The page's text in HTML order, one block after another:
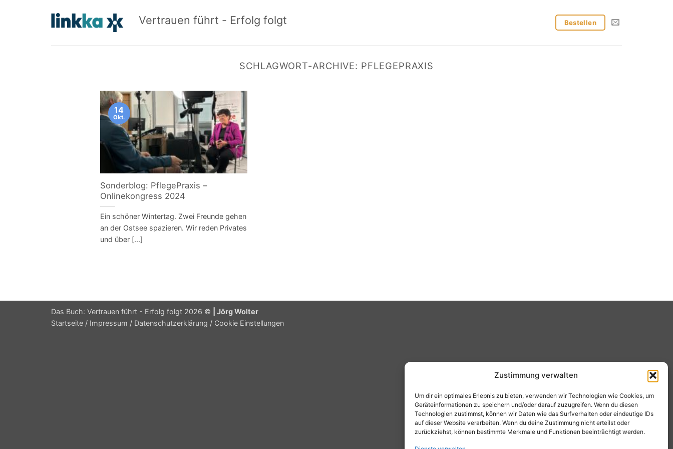
Zustimmung verwalten
Um dir ein optimales Erlebnis zu bieten, verwenden wir Technologien wie Cookies, um
Geräteinformationen zu speichern und/oder darauf zuzugreifen. Wenn du diesen
Technologien zustimmst, können wir Daten wie das Surfverhalten oder eindeutige IDs
auf dieser Website verarbeiten. Wenn du deine Zustimmung nicht erteilst oder
zurückziehst, können bestimmte Merkmale und Funktionen beeinträchtigt werden.
Vertrauen führt - Erfolg folgt Bestellen
SCHLAGWORT-ARCHIVE: PFLEGEPRAXIS
Sonderblog: PflegePraxis –
Onlinekongress 2024
Ein schöner Wintertag. Zwei Freunde gehen
an der Ostsee spazieren. Wir reden Privates
und über [...]
14
Okt.
Das Buch: Vertrauen führt - Erfolg folgt 2026 ©
| Jörg Wolter
Startseite / Impressum / Datenschutzerklärung / Cookie Einstellungen